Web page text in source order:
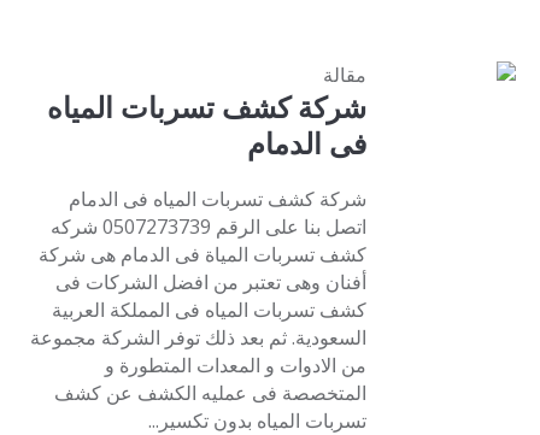
مقالة
شركة كشف تسربات المياه
فى الدمام
شركة كشف تسربات المياه فى الدمام
اتصل بنا على الرقم 0507273739 شركه
كشف تسربات المياة فى الدمام هى شركة
أفنان وهى تعتبر من افضل الشركات فى
كشف تسربات المياه فى المملكة العربية
السعودية. ثم بعد ذلك توفر الشركة مجموعة
من الادوات و المعدات المتطورة و
المتخصصة فى عمليه الكشف عن كشف
تسربات المياه بدون تكسير...